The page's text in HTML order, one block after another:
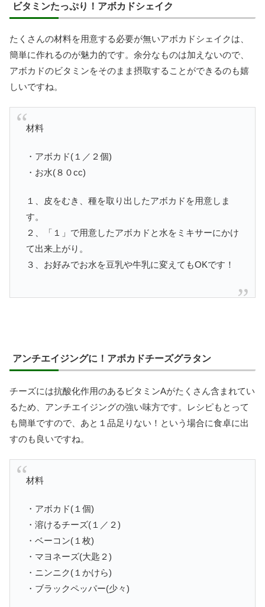
ビタミンたっぷり！アボカドシェイク
たくさんの材料を用意する必要が無いアボカドシェイクは、
簡単に作れるのが魅力的です。余分なものは加えないので、
アボカドのビタミンをそのまま摂取することができるのも嬉
しいですね。
材料
・アボカド(１／２個)
・お水(８０cc)
１、皮をむき、種を取り出したアボカドを用意しま
す。
２、「１」で用意したアボカドと水をミキサーにかけ
て出来上がり。
３、お好みでお水を豆乳や牛乳に変えてもOKです！
アンチエイジングに！アボカドチーズグラタン
チーズには抗酸化作用のあるビタミンAがたくさん含まれてい
るため、アンチエイジングの強い味方です。レシピもとって
も簡単ですので、あと１品足りない！という場合に食卓に出
すのも良いですね。
材料
・アボカド(１個)
・溶けるチーズ(１／２)
・ベーコン(１枚)
・マヨネーズ(大匙２)
・ニンニク(１かけら)
・ブラックペッパー(少々)